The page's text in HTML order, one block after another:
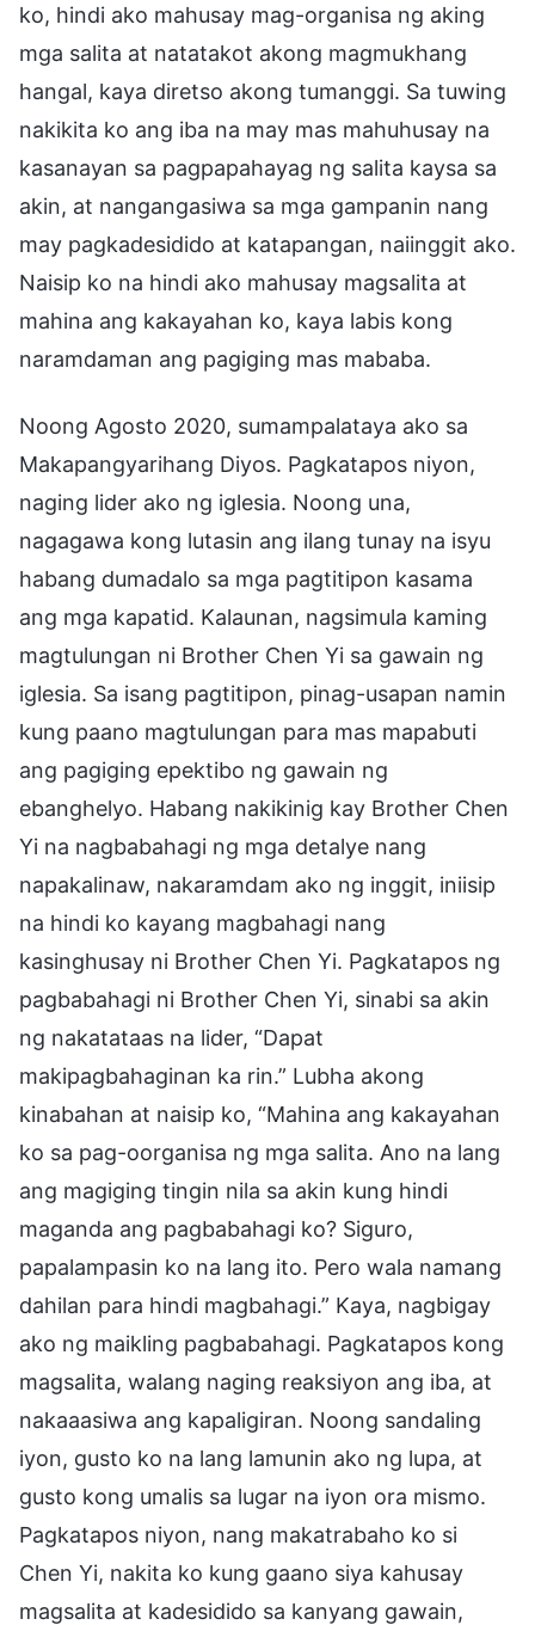
ko, hindi ako mahusay mag-organisa ng aking
mga salita at natatakot akong magmukhang
hangal, kaya diretso akong tumanggi. Sa tuwing
nakikita ko ang iba na may mas mahuhusay na
kasanayan sa pagpapahayag ng salita kaysa sa
akin, at nangangasiwa sa mga gampanin nang
may pagkadesidido at katapangan, naiinggit ako.
Naisip ko na hindi ako mahusay magsalita at
mahina ang kakayahan ko, kaya labis kong
naramdaman ang pagiging mas mababa.
Noong Agosto 2020, sumampalataya ako sa
Makapangyarihang Diyos. Pagkatapos niyon,
naging lider ako ng iglesia. Noong una,
nagagawa kong lutasin ang ilang tunay na isyu
habang dumadalo sa mga pagtitipon kasama
ang mga kapatid. Kalaunan, nagsimula kaming
magtulungan ni Brother Chen Yi sa gawain ng
iglesia. Sa isang pagtitipon, pinag-usapan namin
kung paano magtulungan para mas mapabuti
ang pagiging epektibo ng gawain ng
ebanghelyo. Habang nakikinig kay Brother Chen
Yi na nagbabahagi ng mga detalye nang
napakalinaw, nakaramdam ako ng inggit, iniisip
na hindi ko kayang magbahagi nang
kasinghusay ni Brother Chen Yi. Pagkatapos ng
pagbabahagi ni Brother Chen Yi, sinabi sa akin
ng nakatataas na lider, “Dapat
makipagbahaginan ka rin.” Lubha akong
kinabahan at naisip ko, “Mahina ang kakayahan
ko sa pag-oorganisa ng mga salita. Ano na lang
ang magiging tingin nila sa akin kung hindi
maganda ang pagbabahagi ko? Siguro,
papalampasin ko na lang ito. Pero wala namang
dahilan para hindi magbahagi.” Kaya, nagbigay
ako ng maikling pagbabahagi. Pagkatapos kong
magsalita, walang naging reaksiyon ang iba, at
nakaaasiwa ang kapaligiran. Noong sandaling
iyon, gusto ko na lang lamunin ako ng lupa, at
gusto kong umalis sa lugar na iyon ora mismo.
Pagkatapos niyon, nang makatrabaho ko si
Chen Yi, nakita ko kung gaano siya kahusay
magsalita at kadesidido sa kanyang gawain,